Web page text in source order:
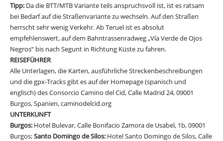
Tipp: Da die BTT/MTB Variante teils anspruchsvoll ist, ist es ratsam
bei Bedarf auf die Straßenvariante zu wechseln. Auf den Straßen
herrscht sehr wenig Verkehr. Ab Teruel ist es absolut
empfehlenswert, auf dem Bahntrassenradweg „Vía Verde de Ojos
Negros“ bis nach Segunt in Richtung Küste zu fahren.
REISEFÜHRER
Alle Unterlagen, die Karten, ausführliche Streckenbeschreibungen
und die gpx-Tracks gibt es auf der Homepage (spanisch und
englisch) des Consorcio Camino del Cid, Calle Madrid 24, 09001
Burgos, Spanien, caminodelcid.org
UNTERKUNFT
Burgos: Hotel Bulevar, Calle Bonifacio Zamora de Usabel, 1b, 09001
Burgos;Santo Domingo de Silos: Hotel Santo Domingo de Silos, Calle